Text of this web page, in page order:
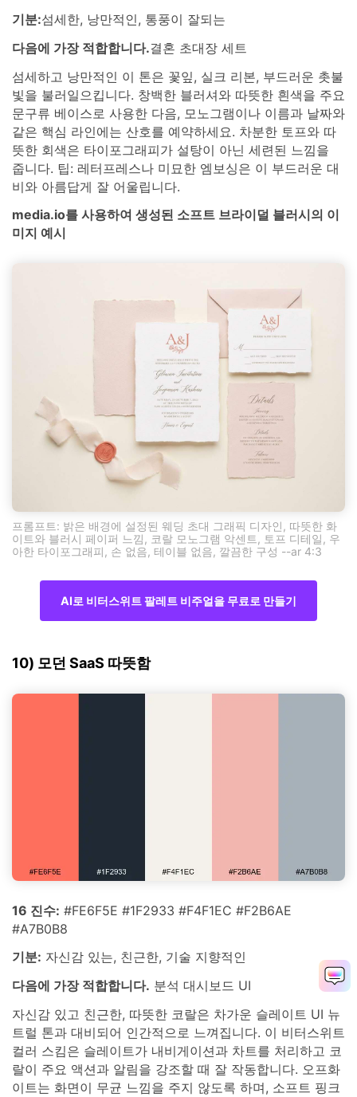
기분:섬세한, 낭만적인, 통풍이 잘되는
다음에 가장 적합합니다.결혼 초대장 세트
섬세하고 낭만적인 이 톤은 꽃잎, 실크 리본, 부드러운 촛불
빛을 불러일으킵니다. 창백한 블러셔와 따뜻한 흰색을 주요
문구류 베이스로 사용한 다음, 모노그램이나 이름과 날짜와
같은 핵심 라인에는 산호를 예약하세요. 차분한 토프와 따
뜻한 회색은 타이포그래피가 설탕이 아닌 세련된 느낌을
줍니다. 팁: 레터프레스나 미묘한 엠보싱은 이 부드러운 대
비와 아름답게 잘 어울립니다.
media.io를 사용하여 생성된 소프트 브라이덜 블러시의 이
미지 예시
프롬프트: 밝은 배경에 설정된 웨딩 초대 그래픽 디자인, 따뜻한 화
이트와 블러시 페이퍼 느낌, 코랄 모노그램 악센트, 토프 디테일, 우
아한 타이포그래피, 손 없음, 테이블 없음, 깔끔한 구성 --ar 4:3
AI로 비터스위트 팔레트 비주얼을 무료로 만들기
10) 모던 SaaS 따뜻함
16 진수: #FE6F5E #1F2933 #F4F1EC #F2B6AE
#A7B0B8
기분: 자신감 있는, 친근한, 기술 지향적인
다음에 가장 적합합니다. 분석 대시보드 UI
자신감 있고 친근한, 따뜻한 코랄은 차가운 슬레이트 UI 뉴
트럴 톤과 대비되어 인간적으로 느껴집니다. 이 비터스위트
컬러 스킴은 슬레이트가 내비게이션과 차트를 처리하고 코
랄이 주요 액션과 알림을 강조할 때 잘 작동합니다. 오프화
이트는 화면이 무균 느낌을 주지 않도록 하며, 소프트 핑크